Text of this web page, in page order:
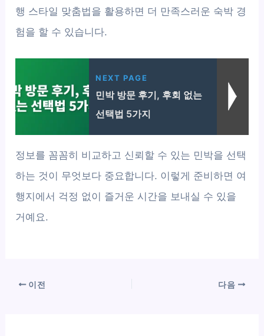
행 스타일 맞춤법을 활용하면 더 만족스러운 숙박 경
험을 할 수 있습니다.
NEXT PAGE
민박 방문 후기, 후회 없는
선택법 5가지
정보를 꼼꼼히 비교하고 신뢰할 수 있는 민박을 선택
하는 것이 무엇보다 중요합니다. 이렇게 준비하면 여
행지에서 걱정 없이 즐거운 시간을 보내실 수 있을
거예요.
이전 다음